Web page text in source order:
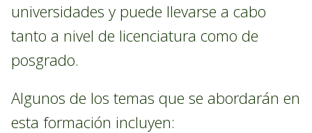
universidades y puede llevarse a cabo
tanto a nivel de licenciatura como de
posgrado.
Algunos de los temas que se abordarán en
esta formación incluyen: